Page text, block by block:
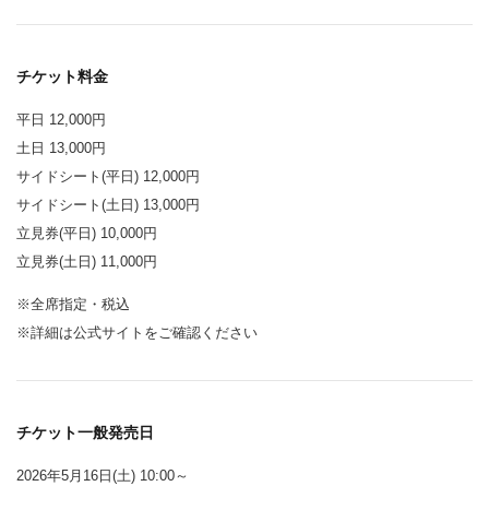
チケット料金
平日 12,000円
土日 13,000円
サイドシート(平日) 12,000円
サイドシート(土日) 13,000円
立見券(平日) 10,000円
立見券(土日) 11,000円
※全席指定・税込
※詳細は公式サイトをご確認ください
チケット一般発売日
2026年5月16日(土) 10:00～